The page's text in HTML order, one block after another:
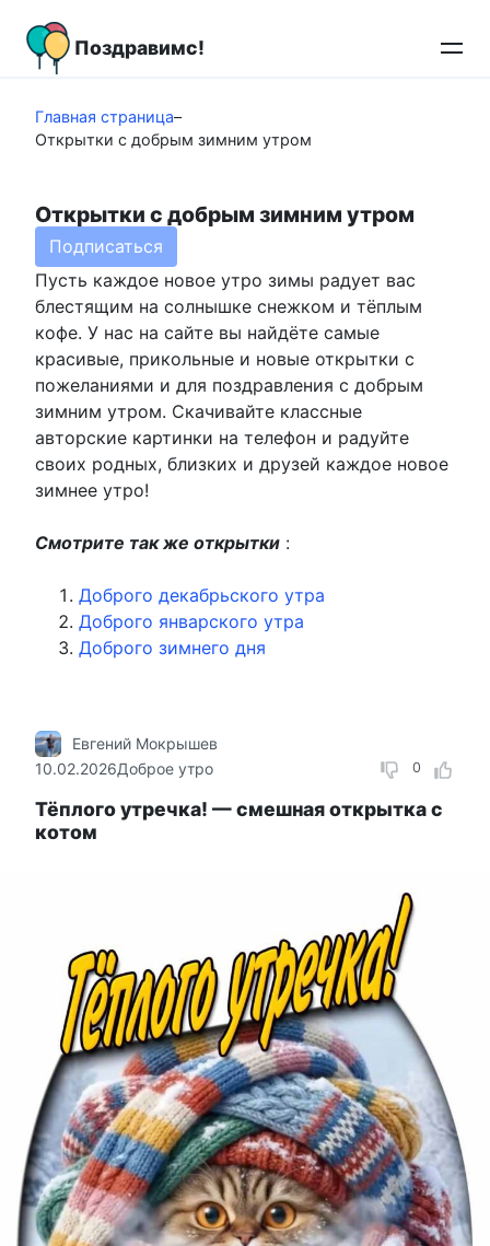
контенту
Поздравимс!
Главная страница–
Открытки с добрым зимним утром
Открытки с добрым зимним утром
Подписаться
Пусть каждое новое утро зимы радует вас
блестящим на солнышке снежком и тёплым
кофе. У нас на сайте вы найдёте самые
красивые, прикольные и новые открытки с
пожеланиями и для поздравления с добрым
зимним утром. Скачивайте классные
авторские картинки на телефон и радуйте
своих родных, близких и друзей каждое новое
зимнее утро!
Смотрите так же открытки :
Доброго декабрьского утра
Доброго январского утра
Доброго зимнего дня
0
Евгений Мокрышев
10.02.2026Доброе утро
Тёплого утречка! — смешная открытка с
котом